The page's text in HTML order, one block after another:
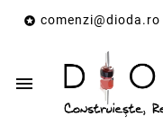
 comenzi@dioda.ro
